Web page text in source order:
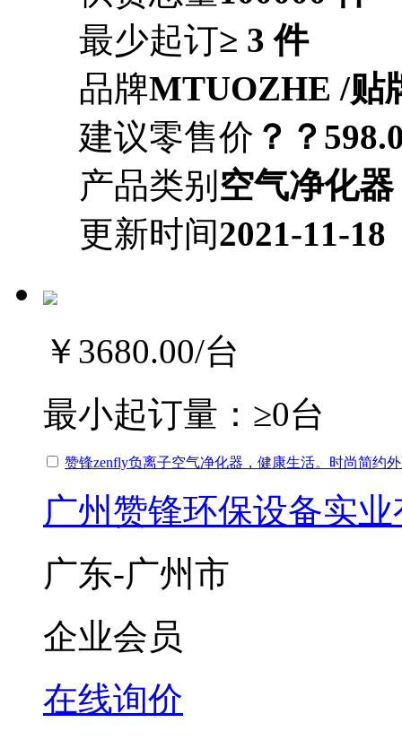
最少起订≥ 3 件
品牌MTUOZHE /贴
建议零售价 ？？
产品类别 空气净化器
更新时间2021-11-18
￥3680.00/台
最小起订量： ≥0台
赞锋zenfly负离子空气净化器，健康生活。时尚简约
广州赞锋环保设备实
广东-广州市
企业会员
在线询价